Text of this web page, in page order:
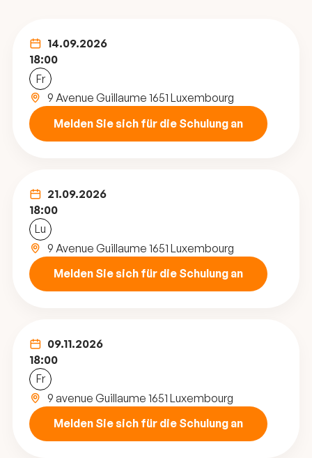
14.09.2026
18:00
Fr
9 Avenue Guillaume 1651 Luxembourg
Melden Sie sich für die Schulung an
21.09.2026
18:00
Lu
9 Avenue Guillaume 1651 Luxembourg
Melden Sie sich für die Schulung an
09.11.2026
18:00
Fr
9 avenue Guillaume 1651 Luxembourg
Melden Sie sich für die Schulung an